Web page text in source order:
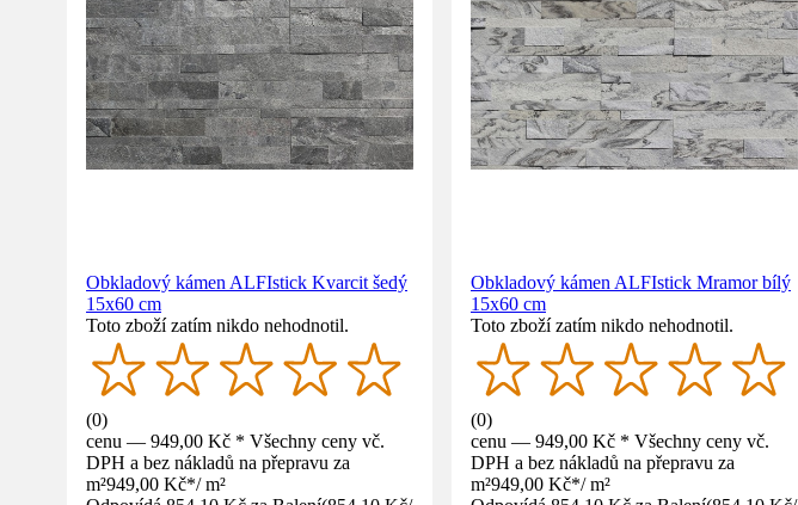
Obkladový kámen ALFIstick Kvarcit šedý
15x60 cm
Toto zboží zatím nikdo nehodnotil.
(0)
cenu — 949,00 Kč * Všechny ceny vč.
DPH a bez nákladů na přepravu za
m²949,00 Kč*/ m²
Obkladový kámen ALFIstick Mramor bílý
15x60 cm
Toto zboží zatím nikdo nehodnotil.
(0)
cenu — 949,00 Kč * Všechny ceny vč.
DPH a bez nákladů na přepravu za
m²949,00 Kč*/ m²